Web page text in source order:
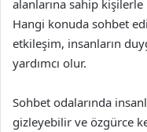
alanlarına sahip
Hangi konuda sohbet
etkileşim, insanların
yardımcı olur.
Sohbet odalarında
gizleyebilir ve özgürce